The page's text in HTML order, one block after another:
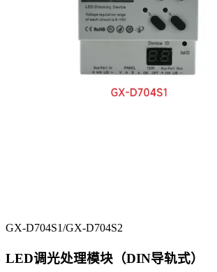
GX-D704S1/GX-D704S2
LED调光处理模块（DIN导轨式）